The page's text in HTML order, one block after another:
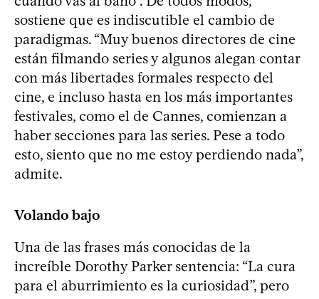
sostiene que es indiscutible el cambio de
paradigmas. “Muy buenos directores de cine
están filmando series y algunos alegan contar
con más libertades formales respecto del
cine, e incluso hasta en los más importantes
festivales, como el de Cannes, comienzan a
haber secciones para las series. Pese a todo
esto, siento que no me estoy perdiendo nada”,
admite.
Volando bajo
Una de las frases más conocidas de la
increíble Dorothy Parker sentencia: “La cura
para el aburrimiento es la curiosidad”, pero